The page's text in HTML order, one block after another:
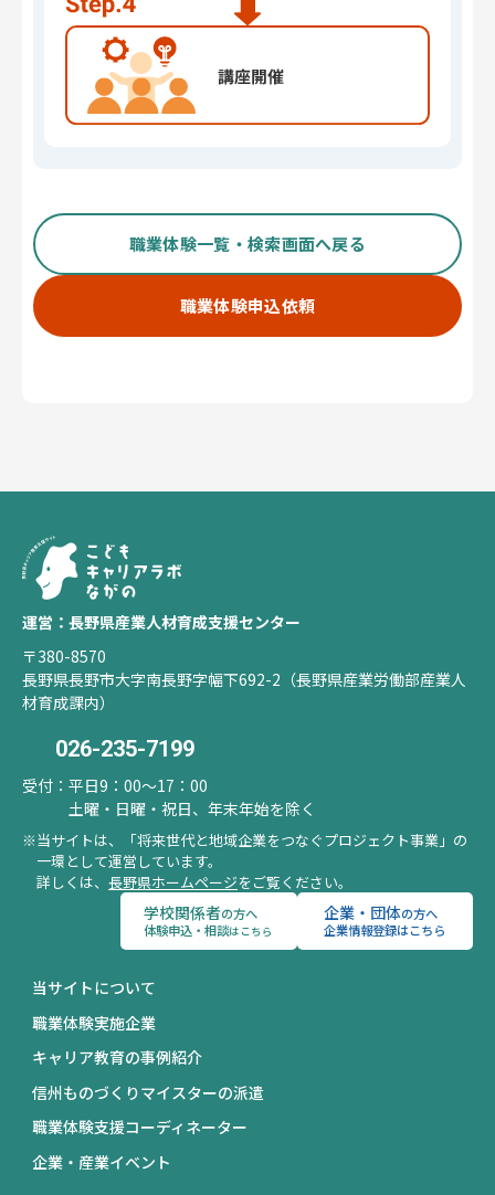
職業体験一覧・検索画面へ戻る
職業体験申込依頼
運営：長野県産業人材育成支援センター
〒380-8570
長野県長野市大字南長野字幅下692-2（長野県産業労働部産業人
材育成課内）
026-235-7199
受付： 平日9：00～17：00
土曜・日曜・祝日、年末年始を除く
当サイトは、「将来世代と地域企業をつなぐプロジェクト事業」の
一環として運営しています。
詳しくは、 長野県ホームページをご覧ください。
学校関係者の方へ
体験申込・相談はこちら
企業・団体の方へ
企業情報登録はこちら
当サイトについて
職業体験実施企業
キャリア教育の事例紹介
信州ものづくりマイスターの派遣
職業体験支援コーディネーター
企業・産業イベント